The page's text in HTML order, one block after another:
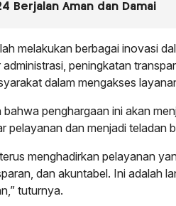
Berjalan Aman dan Damai
melakukan berbagai inovasi
peningkatan
dalam mengakses
penghargaan ini akan
pelayanan dan menjadi teladan
menghadirkan pelayanan
dan akuntabel. Ini adalah
tuturnya.